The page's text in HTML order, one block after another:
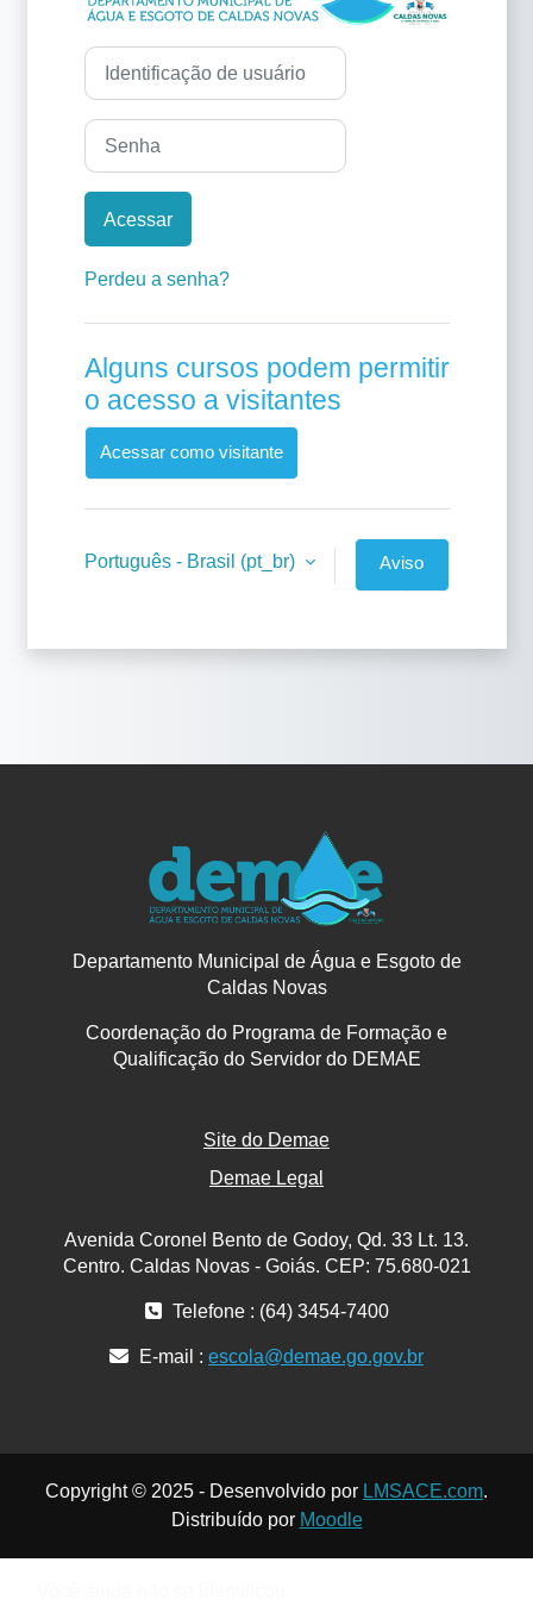
Identificação de usuário
Senha
Acessar
Perdeu a senha?
Alguns cursos podem permitir
o acesso a visitantes
Acessar como visitante
Português - Brasil ‎(pt_br)‎
Aviso
Departamento Municipal de Água e Esgoto de
Caldas Novas
Coordenação do Programa de Formação e
Qualificação do Servidor do DEMAE
Site do Demae
Demae Legal
Avenida Coronel Bento de Godoy, Qd. 33 Lt. 13.
Centro. Caldas Novas - Goiás. CEP: 75.680-021
Telefone : (64) 3454-7400
E-mail : escola@demae.go.gov.br
Copyright © 2025 - Desenvolvido por LMSACE.com.
Distribuído por Moodle